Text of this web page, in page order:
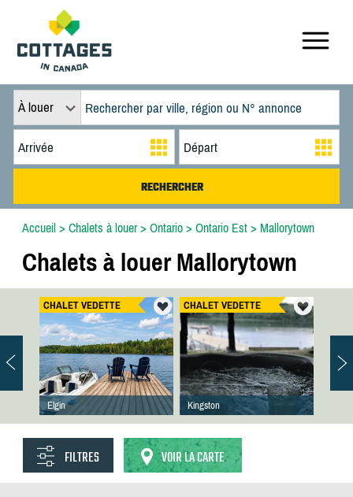
À louer
Accueil> Chalets à louer> Ontario> Ontario Est> Mallorytown
Chalets à louer Mallorytown
CHALET VEDETTE
Elgin
CHALET VEDETTE
Kingston
FILTRES VOIR LA CARTE